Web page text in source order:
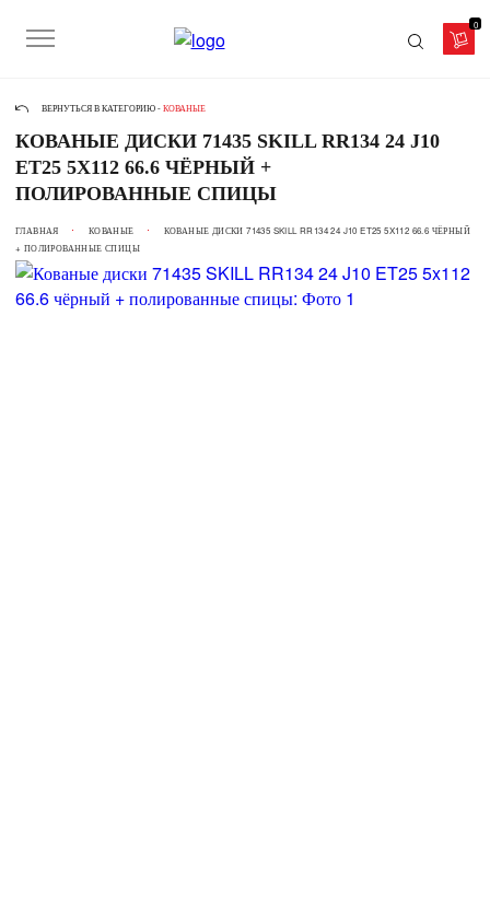
0
ВЕРНУТЬСЯ В КАТЕГОРИЮ - КОВАНЫЕ
КОВАНЫЕ ДИСКИ 71435 SKILL RR134 24 J10
ET25 5X112 66.6 ЧЁРНЫЙ +
ПОЛИРОВАННЫЕ СПИЦЫ
ГЛАВНАЯ КОВАНЫЕ
КОВАНЫЕ ДИСКИ 71435 SKILL RR134 24 J10 ET25 5X112 66.6 ЧЁРНЫЙ
+ ПОЛИРОВАННЫЕ СПИЦЫ